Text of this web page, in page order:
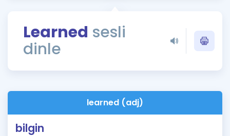
Rehberlik Aracı
ÖSYM Sınav Takvimi
İngilizce Gramer
Learned sesli
dinle
learned (adj)
bilgin